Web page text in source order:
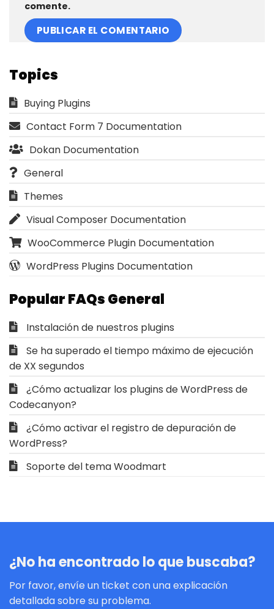
comente.
Topics
Buying Plugins
Contact Form 7 Documentation
Dokan Documentation
General
Themes
Visual Composer Documentation
WooCommerce Plugin Documentation
WordPress Plugins Documentation
Popular FAQs General
Instalación de nuestros plugins
Se ha superado el tiempo máximo de ejecución
de XX segundos
¿Cómo actualizar los plugins de WordPress de
Codecanyon?
¿Cómo activar el registro de depuración de
WordPress?
Soporte del tema Woodmart
¿No ha encontrado lo que buscaba?
Por favor, envíe un ticket con una explicación
detallada sobre su problema.